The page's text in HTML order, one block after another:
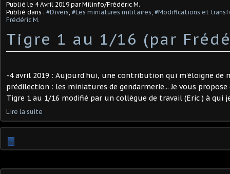
Publié le 4 Avril 2019 par Milinfo/Frédéric M.
Publié dans : #Divers, #Les miniatures militaires, #Modifications et
Frédéric M.
Tigre 1 au 1/16 (par
-4 avril 2019 : Aujourd'hui, une contribution qui m'éloigne de
prédilection : les miniatures de gendarmerie... Je vous
Tigre 1 au 1/16 modifié par un collègue de travail (Eric ) à qui
Lire la suite
…